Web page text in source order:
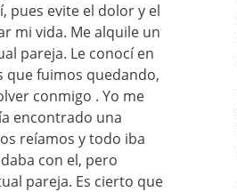
pues evite el dolor y el
mi vida. Me alquile un
pareja. Le conocí en
que fuimos quedando,
conmigo . Yo me
encontrado una
reíamos y todo iba
con el, pero
pareja. Es cierto que